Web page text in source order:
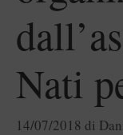
Nati
14/07/2018 di